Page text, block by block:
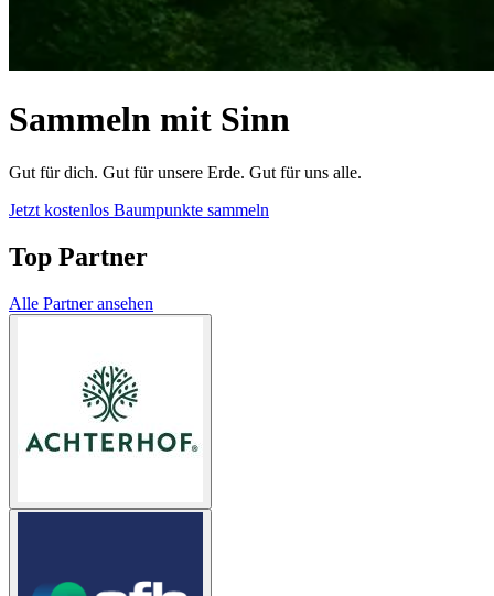
Sammeln mit Sinn
Gut für dich. Gut für unsere Erde. Gut für uns alle.
Jetzt kostenlos Baumpunkte sammeln
Top Partner
Alle Partner ansehen